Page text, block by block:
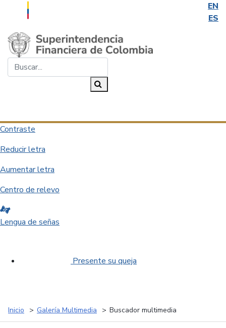
EN
ES
Saltar al contenido principal
Contraste
Reducir letra
Aumentar letra
Centro de relevo
Lengua de señas
Presente su queja
Inicio Galería Multimedia Buscador multimedia